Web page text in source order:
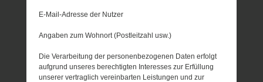
E-Mail-Adresse der Nutzer
Angaben zum Wohnort (Postleitzahl usw.)
Die Verarbeitung der personenbezogenen Daten erfolgt
aufgrund unseres berechtigten Interesses zur Erfüllung
unserer vertraglich vereinbarten Leistungen und zur